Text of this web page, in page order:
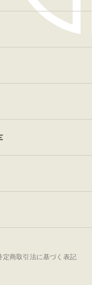
定商取引法に基づく表記